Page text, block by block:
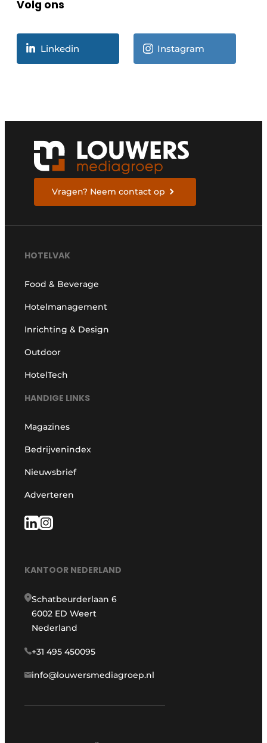
Volg ons
Linkedin Instagram
Vragen? Neem contact op
HOTELVAK
Food & Beverage
Hotelmanagement
Inrichting & Design
Outdoor
HotelTech
HANDIGE LINKS
Magazines
Bedrijvenindex
Nieuwsbrief
Adverteren
KANTOOR NEDERLAND
Schatbeurderlaan 6
6002 ED Weert
Nederland
+31 495 450095
info@louwersmediagroep.nl